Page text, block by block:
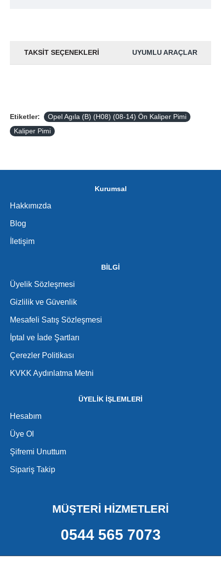
TAKSIT SEÇENEKLERI UYUMLU ARAÇLAR
Etiketler:
Opel Agıla (B) (H08) (08-14) Ön Kaliper Pimi
Kaliper Pimi
Kurumsal
Hakkımızda
Blog
İletişim
BİLGİ
Üyelik Sözleşmesi
Gizlilik ve Güvenlik
Mesafeli Satış Sözleşmesi
İptal ve İade Şartları
Çerezler Politikası
KVKK Aydınlatma Metni
ÜYELİK İŞLEMLERİ
Hesabım
Üye Ol
Şifremi Unuttum
Sipariş Takip
MÜŞTERİ HİZMETLERİ
0544 565 7073